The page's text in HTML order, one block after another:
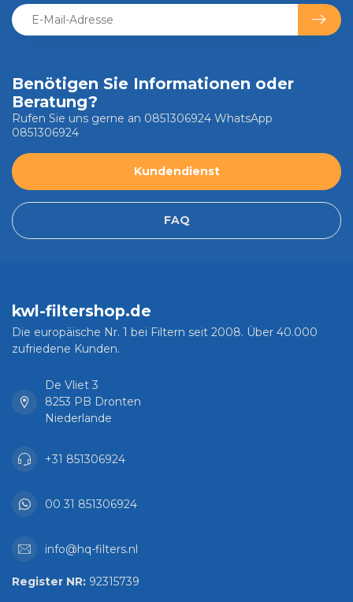
Benötigen Sie Informationen oder
Beratung?
Rufen Sie uns gerne an 0851306924 WhatsApp
0851306924
Kundendienst
FAQ
kwl-filtershop.de
Die europäische Nr. 1 bei Filtern seit 2008. Über 40.000
zufriedene Kunden.
De Vliet 3
8253 PB Dronten
Niederlande
+31 851306924
00 31 851306924
info@hq-filters.nl
Register NR: 92315739